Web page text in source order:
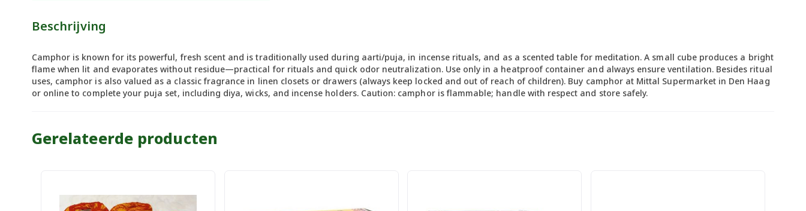
Beschrijving
Camphor is known for its powerful, fresh scent and is traditionally used during aarti/puja, in incense rituals, and as a scented table for meditation. A small cube produces a bright
flame when lit and evaporates without residue—practical for rituals and quick odor neutralization. Use only in a heatproof container and always ensure ventilation. Besides ritual
uses, camphor is also valued as a classic fragrance in linen closets or drawers (always keep locked and out of reach of children). Buy camphor at Mittal Supermarket in Den Haag
or online to complete your puja set, including diya, wicks, and incense holders. Caution: camphor is flammable; handle with respect and store safely.
Gerelateerde producten